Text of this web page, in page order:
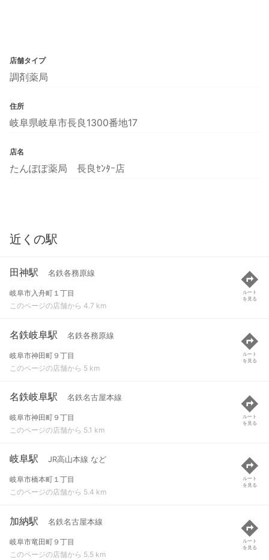
店舗タイプ
調剤薬局
住所
岐阜県岐阜市長良1300番地17
店名
たんぽぽ薬局 長良ｾﾝﾀｰ店
近くの駅
田神駅 名鉄各務原線
岐阜市入舟町１丁目
このページの店舗から 4.7 km
ルート
を見る
名鉄岐阜駅 名鉄各務原線
岐阜市神田町９丁目
このページの店舗から 5 km
ルート
を見る
名鉄岐阜駅 名鉄名古屋本線
岐阜市神田町９丁目
このページの店舗から 5.1 km
ルート
を見る
岐阜駅 JR高山本線 など
岐阜市橋本町１丁目
このページの店舗から 5.4 km
ルート
を見る
加納駅 名鉄名古屋本線
岐阜市竜田町９丁目
このページの店舗から 5.5 km
ルート
を見る